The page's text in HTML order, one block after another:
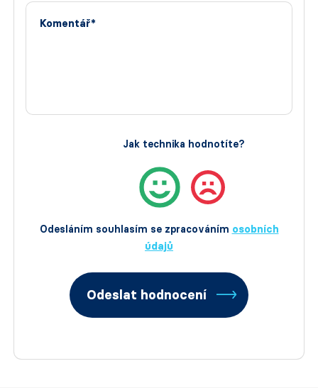
Komentář*
Odesláním souhlasím se zpracováním osobních
údajů
Jak technika hodnotíte?
Odeslat hodnocení